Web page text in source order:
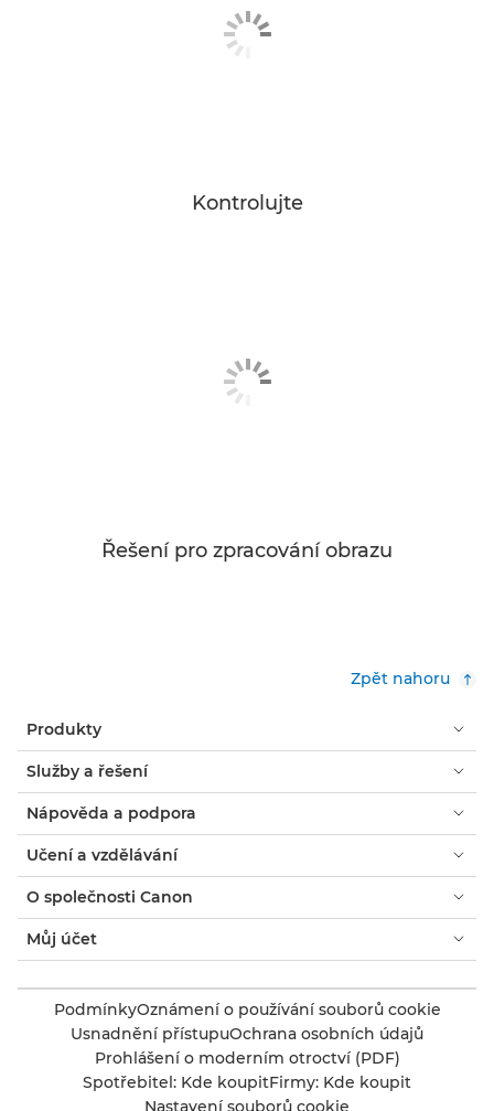
Kontrolujte
Řešení pro zpracování obrazu
Zpět nahoru
Produkty
Služby a řešení
Nápověda a podpora
Učení a vzdělávání
O společnosti Canon
Můj účet
PodmínkyOznámení o používání souborů cookie
Usnadnění přístupuOchrana osobních údajů
Prohlášení o moderním otroctví (PDF)
Spotřebitel: Kde koupitFirmy: Kde koupit
Nastavení souborů cookie